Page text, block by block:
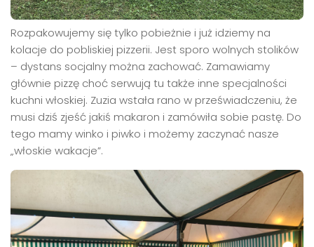
Rozpakowujemy się tylko pobieżnie i już idziemy na
kolacje do pobliskiej pizzerii. Jest sporo wolnych stolików
– dystans socjalny można zachować. Zamawiamy
głównie pizzę choć serwują tu także inne specjalności
kuchni włoskiej. Zuzia wstała rano w przeświadczeniu, że
musi dziś zjeść jakiś makaron i zamówiła sobie pastę. Do
tego mamy winko i piwko i możemy zaczynać nasze
„włoskie wakacje”.